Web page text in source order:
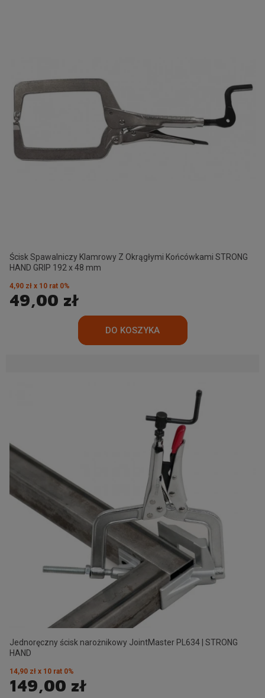
Ścisk Spawalniczy Klamrowy Z Okrągłymi Końcówkami STRONG
HAND GRIP 192 x 48 mm
49,00 zł
4,90 zł x 10 rat 0%
Jednoręczny ścisk narożnikowy JointMaster PL634 | STRONG
HAND
149,00 zł
14,90 zł x 10 rat 0%